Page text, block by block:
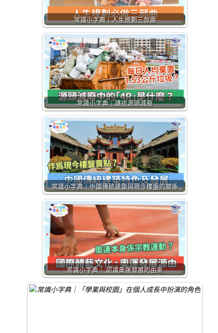
常識小字典｜人生規劃三部曲
常識小字典｜講述源頭減廢
常識小字典｜中國傳統建築與現今樓盤的關係
常識小字典｜ 認識奧運發展的由來